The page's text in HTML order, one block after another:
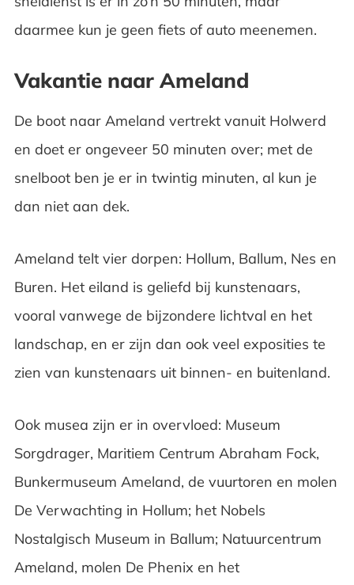
daarmee kun je geen fiets of auto meenemen.
Vakantie naar Ameland
De boot naar Ameland vertrekt vanuit Holwerd
en doet er ongeveer 50 minuten over; met de
snelboot ben je er in twintig minuten, al kun je
dan niet aan dek.
Ameland telt vier dorpen: Hollum, Ballum, Nes en
Buren. Het eiland is geliefd bij kunstenaars,
vooral vanwege de bijzondere lichtval en het
landschap, en er zijn dan ook veel exposities te
zien van kunstenaars uit binnen- en buitenland.
Ook musea zijn er in overvloed: Museum
Sorgdrager, Maritiem Centrum Abraham Fock,
Bunkermuseum Ameland, de vuurtoren en molen
De Verwachting in Hollum; het Nobels
Nostalgisch Museum in Ballum; Natuurcentrum
Ameland, molen De Phenix en het